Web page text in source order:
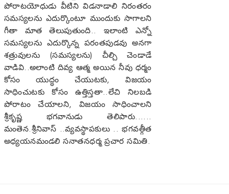
పోరాటయోధుడు వీటిని విడనాడాలి నిరంతరం
సమస్యలను ఎదుర్కొంటూ ముందుకు సాగాలని
గీతా మాత తెలుపుతుంది.. ఇలాంటి ఎన్నో
సమస్యలను ఎదుర్కొన్న పరంతపుడవు అనగా
శత్రువులను (సమస్యలను) చీల్చి చెండాడే
వాడివి..అలాంటి దివ్య ఆత్మ అయిన నీవు ధర్మం
కోసం యుద్ధం చేయుటకు, విజయం
సాధించుటకు కోసం ఉత్తిస్తతా..లేచి నిలబడి
పోరాటం చేయాలని, విజయం సాధించాలని
శ్రీకృష్ణ భగవానుడు తెలిపారు......
మంతెన.శ్రీనివాస్ ..వ్యవస్థాపకులు .. భగవత్గీత
అధ్యయనమండలి సనాతనధర్మ ప్రచార సమితి.